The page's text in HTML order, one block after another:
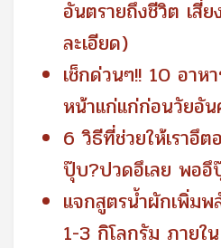
อันตรายถึงชีวิต เสี่
ละเอียด)
เช็กด่วนๆ!! 10 อาห
หน้าแก่แก่ก่อนวัยอั
6 วิธีที่ช่วยให้เราอึ
ปุ๊บ?ปวดอึเลย พออึ
แจกสูตรน้ำผักเพิ่ม
1-3 กิโลกรัม ภาย